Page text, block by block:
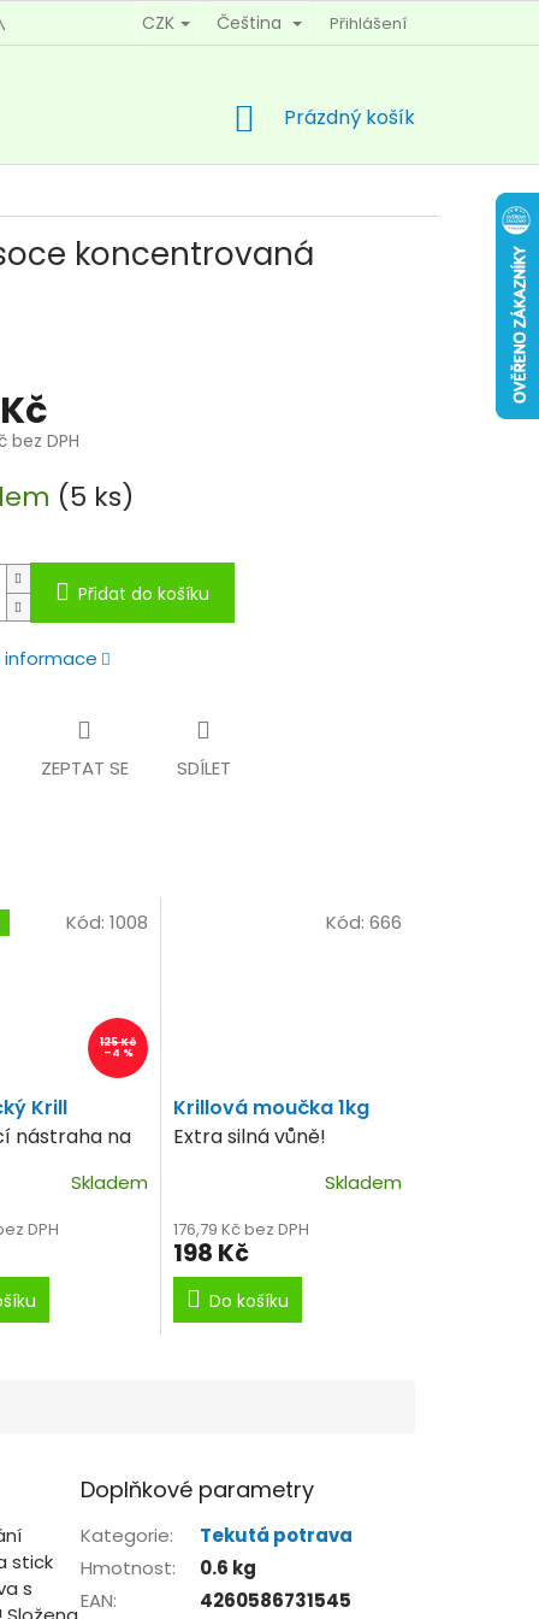
OCHRANY OSOBNÍCH ÚDAJŮ KONTAKTY
CZK Čeština Přihlášení
NÁKUPNÍ
Prázdný košík
koncentrovaná
bez DPH
(5 ks)
Přidat do košíku
informace
ZEPTAT SE SDÍLET
125 Kč
–4 %
Krill
nástraha na
Skladem
DPH
Kód:1008
Krillová moučka 1kg
Extra silná vůně!
Skladem
176,79 Kč bez DPH
198 Kč
Do košíku
Kód: 666
stick
s
Doplňkové parametry
Kategorie:
Tekutá potrava
Hmotnost:
0.6 kg
EAN: 4260586731545